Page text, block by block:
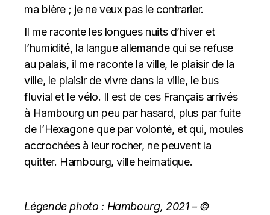
ma bière ; je ne veux pas le contrarier.
Il me raconte les longues nuits d’hiver et
l’humidité, la langue allemande qui se refuse
au palais, il me raconte la ville, le plaisir de la
ville, le plaisir de vivre dans la ville, le bus
fluvial et le vélo. Il est de ces Français arrivés
à Hambourg un peu par hasard, plus par fuite
de l’Hexagone que par volonté, et qui, moules
accrochées à leur rocher, ne peuvent la
quitter. Hambourg, ville heimatique.
Légende photo : Hambourg, 2021 – ©